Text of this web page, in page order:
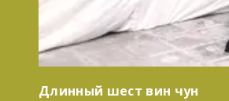
Длинный шест вин чун